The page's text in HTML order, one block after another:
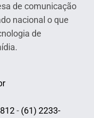
de comunicação
nacional o que
de
- (61) 2233-